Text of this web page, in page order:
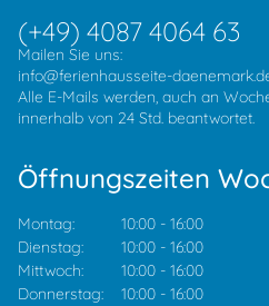
(+49) 4087 4064 63
Mailen Sie uns:
info@ferienhausseite-
Alle E-Mails werden, auch an
innerhalb von 24 Std. beantwortet.
Öffnungszeiten
Montag: 10:00 - 16:00
Dienstag:
10:00 - 16:00
Mittwoch:
10:00 - 16:00
Donnerstag:
10:00 - 16:00